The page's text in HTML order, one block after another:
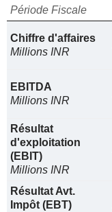
Période Fiscale
Chiffre d'affaires
Millions INR
EBITDA
Millions INR
Résultat
d'exploitation
(EBIT)
Millions INR
Résultat Avt.
Impôt (EBT)